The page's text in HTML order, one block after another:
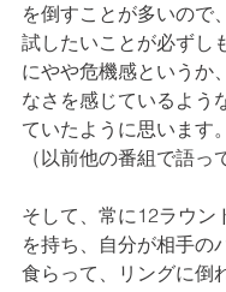
を倒すことが多いので
試したいことが必ずし
にやや危機感というか
なさを感じているよう
ていたように思います。
（以前他の番組で語っ
そして、常に12ラウン
を持ち、自分が相手の
食らって、リングに倒